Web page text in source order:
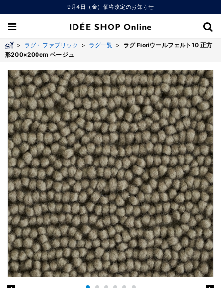
9月4日（金）価格改定のお知らせ
> ラグ・ファブリック > ラグ一覧 > ラグ Fioriウールフェルト10 正方
形200×200cm ベージュ